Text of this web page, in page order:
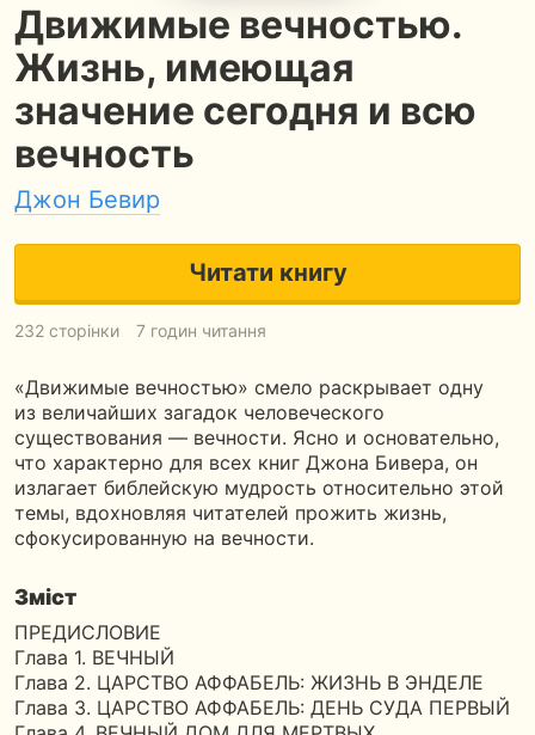
Движимые вечностью.
Жизнь, имеющая
значение сегодня и всю
вечность
Джон Бевир
Читати книгу
232 сторінки 7 годин читання
«Движимые вечностью» смело раскрывает одну
из величайших загадок человеческого
существования — вечности. Ясно и основательно,
что характерно для всех книг Джона Бивера, он
излагает библейскую мудрость относительно этой
темы, вдохновляя читателей прожить жизнь,
сфокусированную на вечности.
Зміст
ПРЕДИСЛОВИЕ
Глава 1. ВЕЧНЫЙ
Глава 2. ЦАРСТВО АФФАБЕЛЬ: ЖИЗНЬ В ЭНДЕЛЕ
Глава 3. ЦАРСТВО АФФАБЕЛЬ: ДЕНЬ СУДА ПЕРВЫЙ